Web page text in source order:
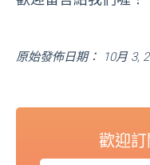
原始發佈日期： 10月 3,
歡迎訂